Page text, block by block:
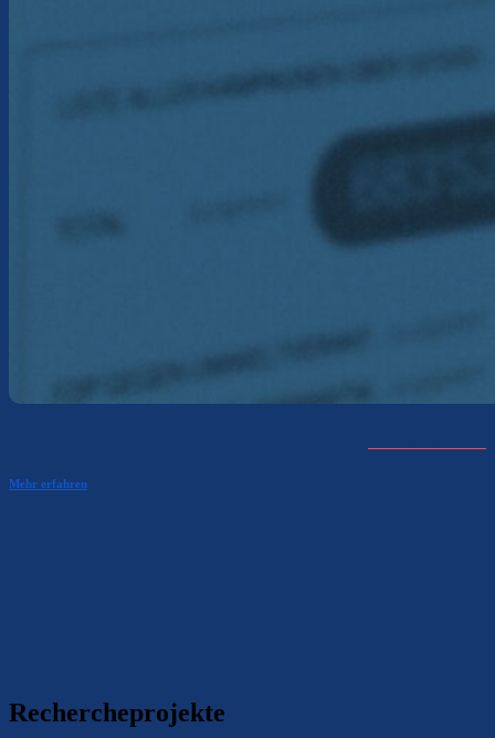
Mehr erfahren
Rechercheprojekte